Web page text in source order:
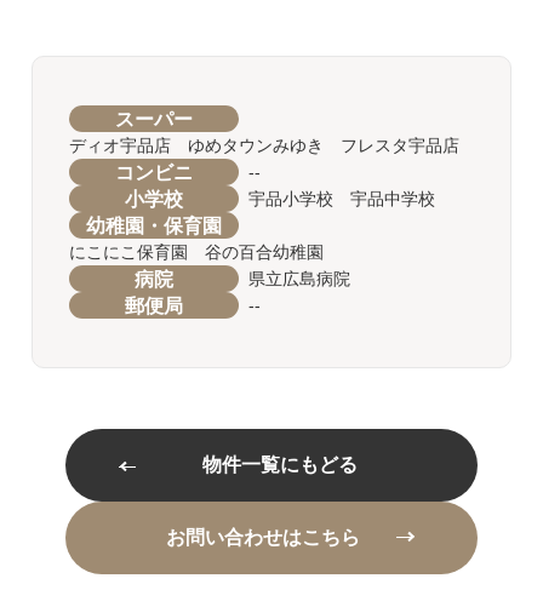
スーパー
ディオ宇品店 ゆめタウンみゆき フレスタ宇品店
コンビニ --
小学校 宇品小学校 宇品中学校
幼稚園・保育園
にこにこ保育園 谷の百合幼稚園
病院 県立広島病院
郵便局 --
物件一覧にもどる
お問い合わせはこちら